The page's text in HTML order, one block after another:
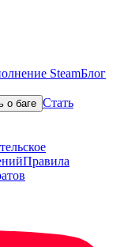
SteamБлог
о баге Стать
Правила